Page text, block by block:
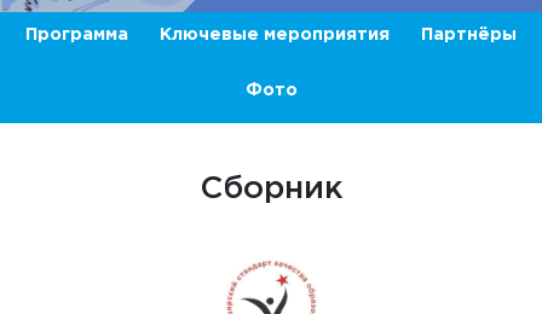
Программа Ключевые мероприятия Партнёры
Фото
Сборник